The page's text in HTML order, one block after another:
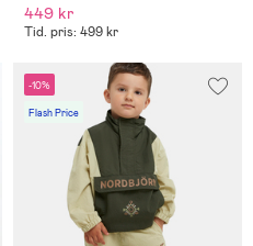
449 kr
Tid. pris: 499 kr
-10%
Flash Price